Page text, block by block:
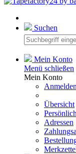
Suchen
Mein Konto
Menü schließen
Mein Konto
Anmelden
Übersicht
Adressen